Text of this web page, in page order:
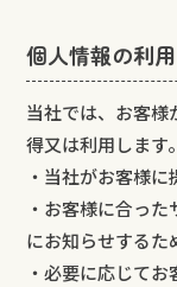
個人情報の利
当社では、お客様
得又は利用します。
・当社がお客様
・お客様に合っ
にお知らせするた
・必要に応じて